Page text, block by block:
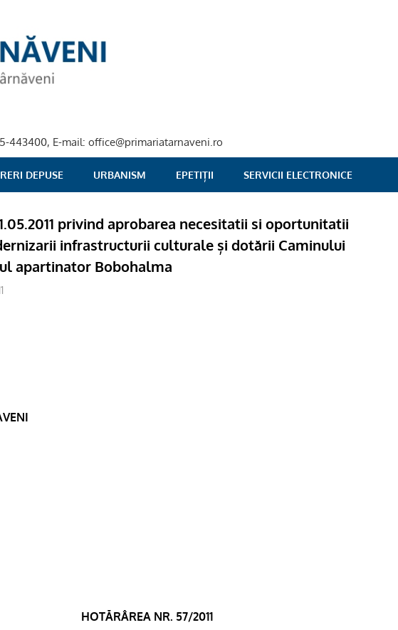
443400, E-mail: office@primariatarnaveni.ro
DEPUSE URBANISM EPETIȚII SERVICII ELECTRONICE
privind aprobarea necesitatii si oportunitatii
infrastructurii culturale și dotării Caminului
apartinator Bobohalma
HOTĂRÂREA NR. 57/2011